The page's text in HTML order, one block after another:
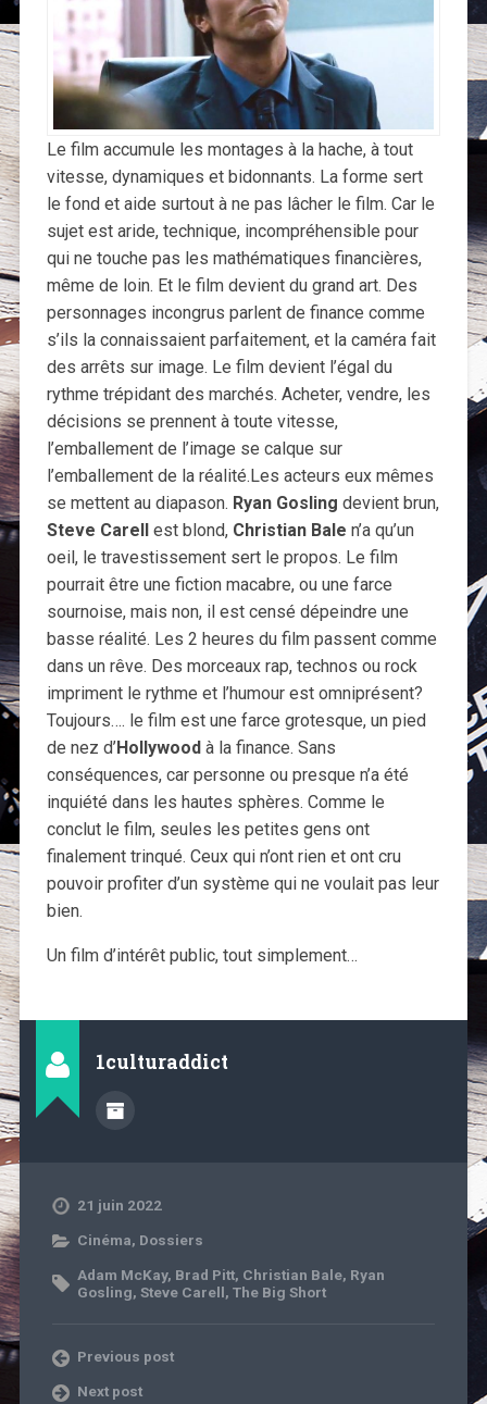
Le film accumule les montages à la hache, à tout
vitesse, dynamiques et bidonnants. La forme sert
le fond et aide surtout à ne pas lâcher le film. Car le
sujet est aride, technique, incompréhensible pour
qui ne touche pas les mathématiques financières,
même de loin. Et le film devient du grand art. Des
personnages incongrus parlent de finance comme
s’ils la connaissaient parfaitement, et la caméra fait
des arrêts sur image. Le film devient l’égal du
rythme trépidant des marchés. Acheter, vendre, les
décisions se prennent à toute vitesse,
l’emballement de l’image se calque sur
l’emballement de la réalité.Les acteurs eux mêmes
se mettent au diapason. Ryan Gosling devient brun,
Steve Carellest blond, Christian Bale n’a qu’un
oeil, le travestissement sert le propos. Le film
pourrait être une fiction macabre, ou une farce
sournoise, mais non, il est censé dépeindre une
basse réalité. Les 2 heures du film passent comme
dans un rêve. Des morceaux rap, technos ou rock
impriment le rythme et l’humour est omniprésent?
Toujours…. le film est une farce grotesque, un pied
de nez d’Hollywoodà la finance. Sans
conséquences, car personne ou presque n’a été
inquiété dans les hautes sphères. Comme le
conclut le film, seules les petites gens ont
finalement trinqué. Ceux qui n’ont rien et ont cru
pouvoir profiter d’un système qui ne voulait pas leur
bien.
Un film d’intérêt public, tout simplement…
1culturaddict
21 juin 2022
Cinéma, Dossiers
Adam McKay, Brad Pitt, Christian Bale, Ryan
Gosling, Steve Carell, The Big Short
Previous post
Next post